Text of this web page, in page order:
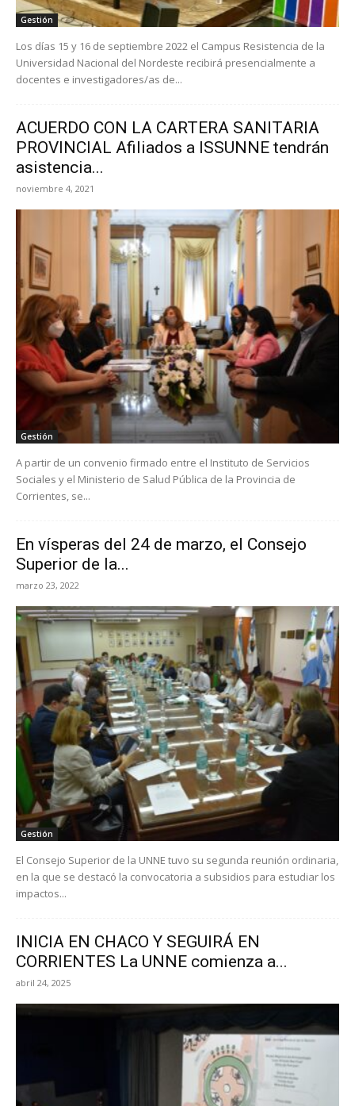
Gestión
Los días 15 y 16 de septiembre 2022 el Campus Resistencia de la
Universidad Nacional del Nordeste recibirá presencialmente a
docentes e investigadores/as de...
ACUERDO CON LA CARTERA SANITARIA
PROVINCIAL Afiliados a ISSUNNE tendrán
asistencia...
noviembre 4, 2021
Gestión
A partir de un convenio firmado entre el Instituto de Servicios
Sociales y el Ministerio de Salud Pública de la Provincia de
Corrientes, se...
En vísperas del 24 de marzo, el Consejo
Superior de la...
marzo 23, 2022
Gestión
El Consejo Superior de la UNNE tuvo su segunda reunión ordinaria,
en la que se destacó la convocatoria a subsidios para estudiar los
impactos...
INICIA EN CHACO Y SEGUIRÁ EN
CORRIENTES La UNNE comienza a...
abril 24, 2025